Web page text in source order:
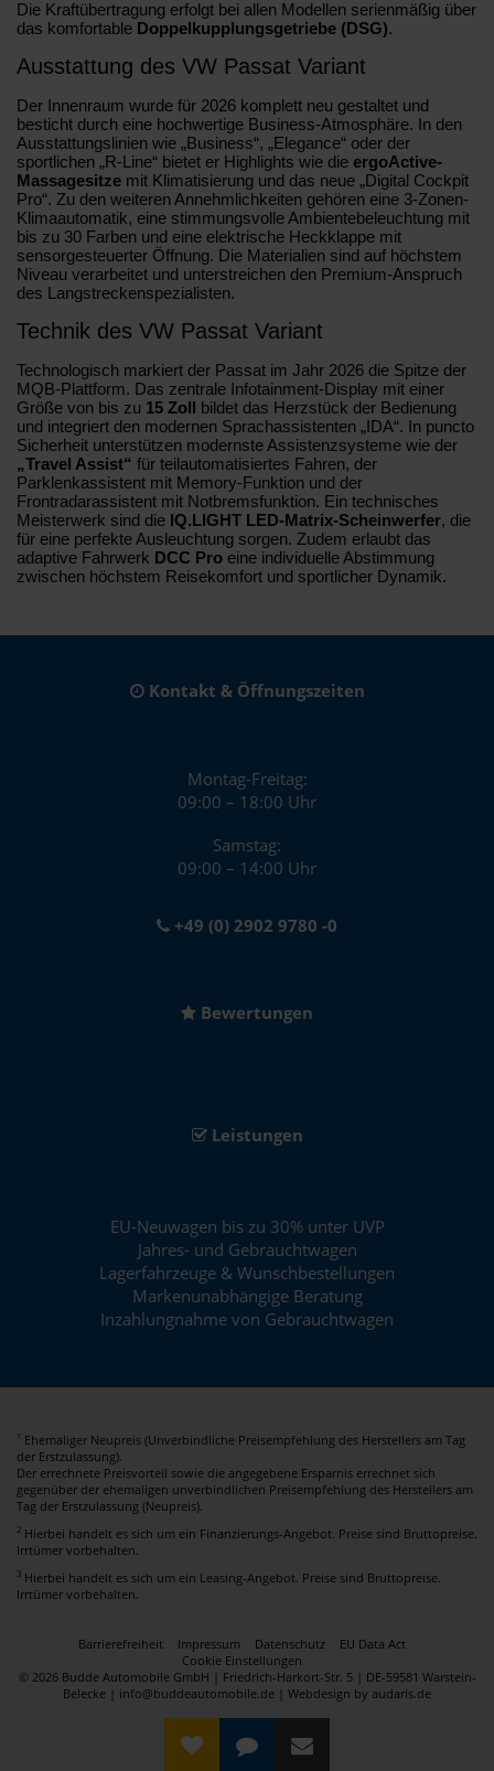
Die Kraftübertragung erfolgt bei allen Modellen serienmäßig über
das komfortable Doppelkupplungsgetriebe (DSG).
Ausstattung des VW Passat Variant
Der Innenraum wurde für 2026 komplett neu gestaltet und
besticht durch eine hochwertige Business-Atmosphäre. In den
Ausstattungslinien wie „Business“, „Elegance“ oder der
sportlichen „R-Line“ bietet er Highlights wie die ergoActive-
Massagesitze mit Klimatisierung und das neue „Digital Cockpit
Pro“. Zu den weiteren Annehmlichkeiten gehören eine 3-Zonen-
Klimaautomatik, eine stimmungsvolle Ambientebeleuchtung mit
bis zu 30 Farben und eine elektrische Heckklappe mit
sensorgesteuerter Öffnung. Die Materialien sind auf höchstem
Niveau verarbeitet und unterstreichen den Premium-Anspruch
des Langstreckenspezialisten.
Technik des VW Passat Variant
Technologisch markiert der Passat im Jahr 2026 die Spitze der
MQB-Plattform. Das zentrale Infotainment-Display mit einer
Größe von bis zu 15 Zoll bildet das Herzstück der Bedienung
und integriert den modernen Sprachassistenten „IDA“. In puncto
Sicherheit unterstützen modernste Assistenzsysteme wie der
„Travel Assist“ für teilautomatisiertes Fahren, der
Parklenkassistent mit Memory-Funktion und der
Frontradarassistent mit Notbremsfunktion. Ein technisches
Meisterwerk sind die IQ.LIGHT LED-Matrix-Scheinwerfer, die
für eine perfekte Ausleuchtung sorgen. Zudem erlaubt das
adaptive Fahrwerk DCC Pro eine individuelle Abstimmung
zwischen höchstem Reisekomfort und sportlicher Dynamik.
Kontakt & Öffnungszeiten
Montag-Freitag:
09:00 – 18:00 Uhr
Samstag:
09:00 – 14:00 Uhr
+49 (0) 2902 9780 -0
Bewertungen
Leistungen
EU-Neuwagen bis zu 30% unter UVP
Jahres- und Gebrauchtwagen
Lagerfahrzeuge & Wunschbestellungen
Markenunabhängige Beratung
Inzahlungnahme von Gebrauchtwagen
1
Ehemaliger Neupreis (Unverbindliche Preisempfehlung des Herstellers am Tag
der Erstzulassung).
Der errechnete Preisvorteil sowie die angegebene Ersparnis errechnet sich
gegenüber der ehemaligen unverbindlichen Preisempfehlung des Herstellers am
Tag der Erstzulassung (Neupreis).
2 Hierbei handelt es sich um ein Finanzierungs-Angebot. Preise sind Bruttopreise.
Irrtümer vorbehalten.
3 Hierbei handelt es sich um ein Leasing-Angebot. Preise sind Bruttopreise.
Irrtümer vorbehalten.
Barrierefreiheit Impressum Datenschutz
EU Data Act
Cookie Einstellungen
© 2026 Budde Automobile GmbH | Friedrich-Harkort-Str. 5 | DE-59581 Warstein-
Belecke | info@buddeautomobile.de | Webdesign by audaris.de